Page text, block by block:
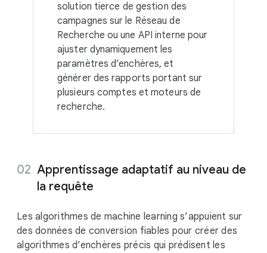
solution tierce de gestion des
campagnes sur le Réseau de
Recherche ou une API interne pour
ajuster dynamiquement les
paramètres d’enchères, et
générer des rapports portant sur
plusieurs comptes et moteurs de
recherche.
Apprentissage adaptatif au niveau de
la requête
Les algorithmes de machine learning s’appuient sur
des données de conversion fiables pour créer des
algorithmes d’enchères précis qui prédisent les